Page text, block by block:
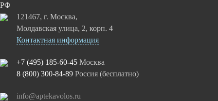
РФ
121467, г. Москва,
Молдавская улица, 2, корп. 4
Контактная информация
+7 (495) 185-60-45 Москва
8 (800) 300-84-89 Россия (бесплатно)
info@aptekavolos.ru